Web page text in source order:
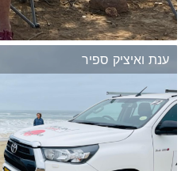
המשך
ענת ואיציק ספיר